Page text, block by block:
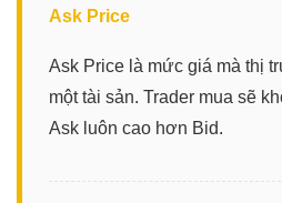
Ask Price
Ask Price là mức giá mà thị
một tài sản. Trader mua sẽ
Ask luôn cao hơn Bid.